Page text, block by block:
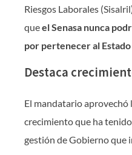
Riesgos Laborales
queel Senasa nunca
por pertenecer al Estado
Destaca
El mandatario aprovechó
crecimiento que ha
gestión de Gobierno que